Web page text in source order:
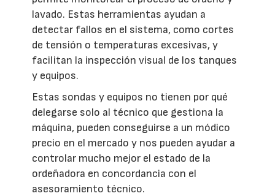
lavado. Estas herramientas ayudan a
detectar fallos en el sistema, como cortes
de tensión o temperaturas excesivas, y
facilitan la inspección visual de los tanques
y equipos.
Estas sondas y equipos no tienen por qué
delegarse solo al técnico que gestiona la
máquina, pueden conseguirse a un módico
precio en el mercado y nos pueden ayudar a
controlar mucho mejor el estado de la
ordeñadora en concordancia con el
asesoramiento técnico.